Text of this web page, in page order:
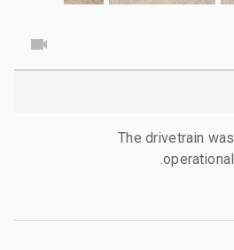
The drivetrain was
operational.